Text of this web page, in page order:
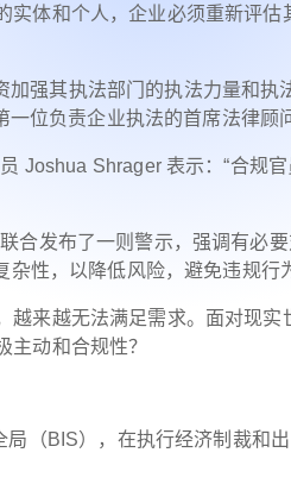
实体和个人，企业必须重新评估
加强其执法部门的执法力量和执
位负责企业执法的首席法律顾
Joshua Shrager 表示：“合规官
合发布了一则警示，强调有必
性，以降低风险，避免违规行
来越无法满足需求。面对现实
动和合规性？
（BIS），在执行经济制裁和